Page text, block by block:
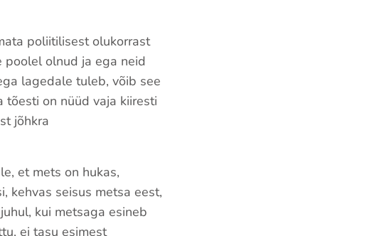
poliitilisest olukorrast
poolel olnud ja ega neid
lagedale tuleb, võib see
tõesti on nüüd vaja kiiresti
jõhkra
et mets on hukas,
kehvas seisus metsa eest,
kui metsaga esineb
ei tasu esimest